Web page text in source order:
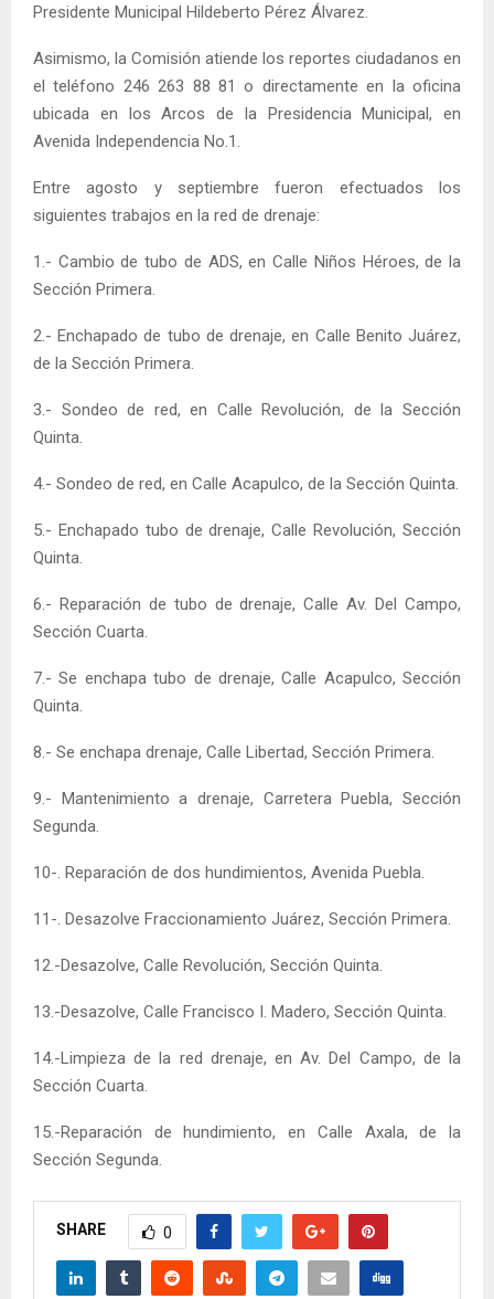
Presidente Municipal Hildeberto Pérez Álvarez.
Asimismo, la Comisión atiende los reportes ciudadanos en
el teléfono 246 263 88 81 o directamente en la oficina
ubicada en los Arcos de la Presidencia Municipal, en
Avenida Independencia No.1.
Entre agosto y septiembre fueron efectuados los
siguientes trabajos en la red de drenaje:
1.- Cambio de tubo de ADS, en Calle Niños Héroes, de la
Sección Primera.
2.- Enchapado de tubo de drenaje, en Calle Benito Juárez,
de la Sección Primera.
3.- Sondeo de red, en Calle Revolución, de la Sección
Quinta.
4.- Sondeo de red, en Calle Acapulco, de la Sección Quinta.
5.- Enchapado tubo de drenaje, Calle Revolución, Sección
Quinta.
6.- Reparación de tubo de drenaje, Calle Av. Del Campo,
Sección Cuarta.
7.- Se enchapa tubo de drenaje, Calle Acapulco, Sección
Quinta.
8.- Se enchapa drenaje, Calle Libertad, Sección Primera.
9.- Mantenimiento a drenaje, Carretera Puebla, Sección
Segunda.
10-. Reparación de dos hundimientos, Avenida Puebla.
11-. Desazolve Fraccionamiento Juárez, Sección Primera.
12.-Desazolve, Calle Revolución, Sección Quinta.
13.-Desazolve, Calle Francisco I. Madero, Sección Quinta.
14.-Limpieza de la red drenaje, en Av. Del Campo, de la
Sección Cuarta.
15.-Reparación de hundimiento, en Calle Axala, de la
Sección Segunda.
SHARE 0